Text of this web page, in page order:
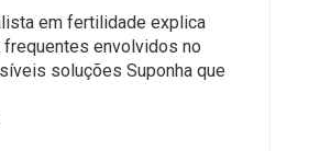
em fertilidade explica
envolvidos no
soluções Suponha que